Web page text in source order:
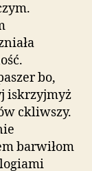
bo,
iskrzyjmyż
ckliwszy.
barwiłom